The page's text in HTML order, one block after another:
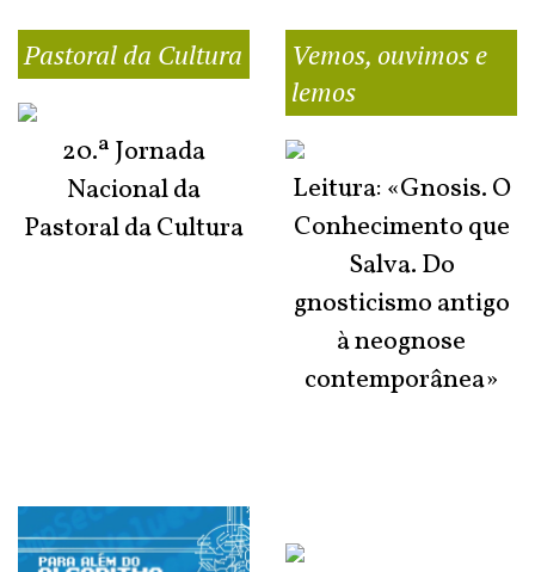
Pastoral da Cultura
20.ª Jornada
Nacional da
Pastoral da Cultura
Vemos, ouvimos e
lemos
Leitura: «Gnosis. O
Conhecimento que
Salva. Do
gnosticismo antigo
à neognose
contemporânea»